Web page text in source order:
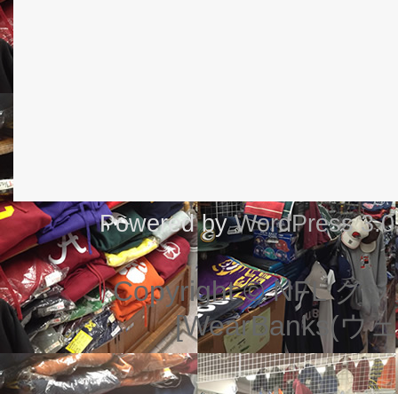
Powered byWordPress
Copyright © NFL グ
[WearBanks(ウ